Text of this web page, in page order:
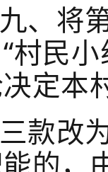
将第
村民
定本
改为
的，